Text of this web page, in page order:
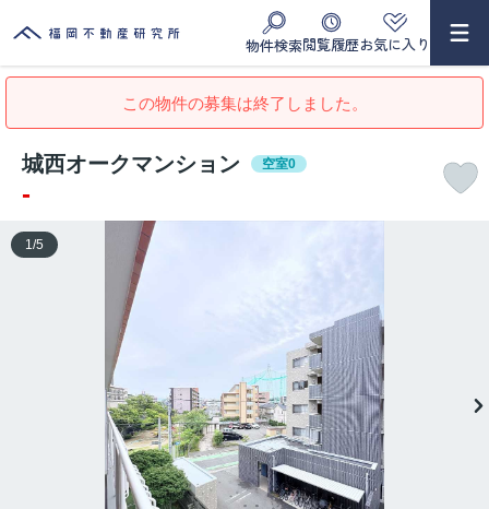
物件検索閲覧履歴お気に入り
この物件の募集は終了しました。
城西オークマンション 空室0
-
1 /5